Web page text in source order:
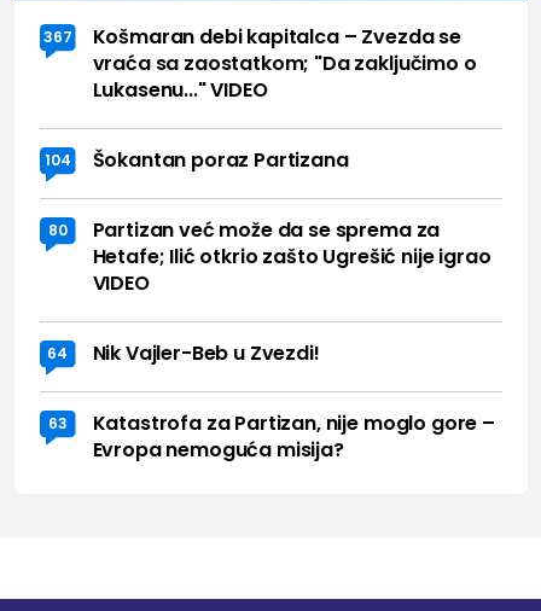
367
Košmaran debi kapitalca – Zvezda se
vraća sa zaostatkom; "Da zaključimo o
Lukasenu..." VIDEO
104 Šokantan poraz Partizana
80
Partizan već može da se sprema za
Hetafe; Ilić otkrio zašto Ugrešić nije igrao
VIDEO
64 Nik Vajler-Beb u Zvezdi!
63
Katastrofa za Partizan, nije moglo gore –
Evropa nemoguća misija?